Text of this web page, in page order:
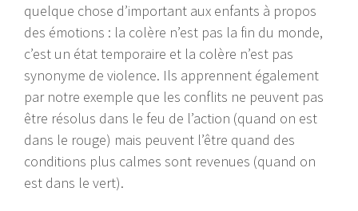
quelque chose d’important aux enfants à propos
des émotions : la colère n’est pas la fin du monde,
c’est un état temporaire et la colère n’est pas
synonyme de violence. Ils apprennent également
par notre exemple que les conflits ne peuvent pas
être résolus dans le feu de l’action (quand on est
dans le rouge) mais peuvent l’être quand des
conditions plus calmes sont revenues (quand on
est dans le vert).